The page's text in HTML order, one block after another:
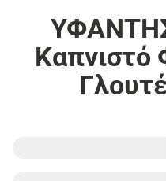
Καπνιστό